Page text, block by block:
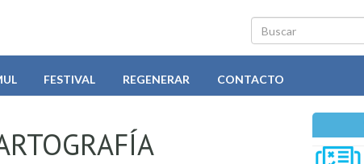
Buscar
FESTIVAL REGENERAR CONTACTO